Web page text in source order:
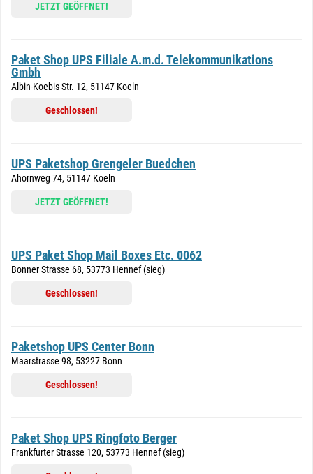
JETZT GEÖFFNET!
Paket Shop UPS Filiale A.m.d. Telekommunikations
Gmbh
Albin-Koebis-Str. 12, 51147 Koeln
Geschlossen!
UPS Paketshop Grengeler Buedchen
Ahornweg 74, 51147 Koeln
JETZT GEÖFFNET!
UPS Paket Shop Mail Boxes Etc. 0062
Bonner Strasse 68, 53773 Hennef (sieg)
Geschlossen!
Paketshop UPS Center Bonn
Maarstrasse 98, 53227 Bonn
Geschlossen!
Paket Shop UPS Ringfoto Berger
Frankfurter Strasse 120, 53773 Hennef (sieg)